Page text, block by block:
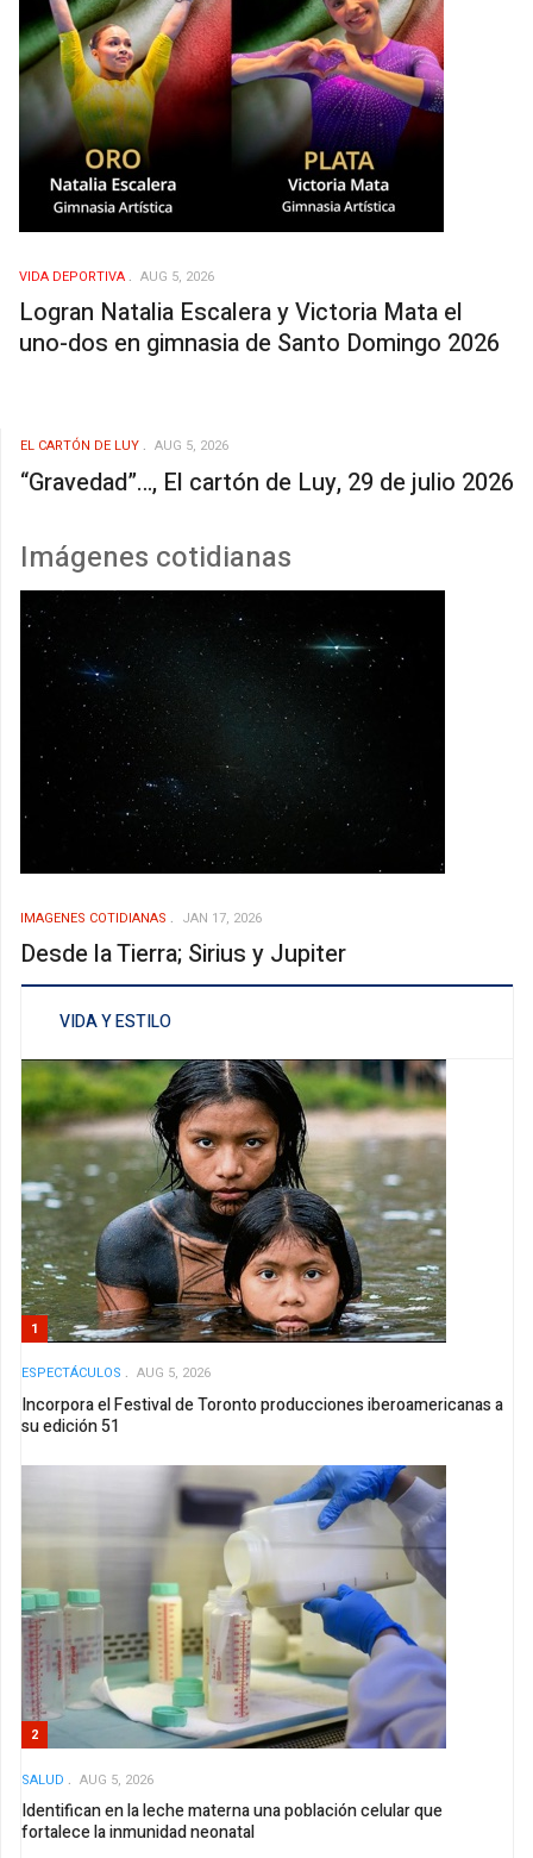
VIDA DEPORTIVA AUG 5, 2026
Logran Natalia Escalera y Victoria Mata el
uno-dos en gimnasia de Santo Domingo 2026
EL CARTÓN DE LUY AUG 5, 2026
“Gravedad”…, El cartón de Luy, 29 de julio 2026
Imágenes cotidianas
IMAGENES COTIDIANAS JAN 17, 2026
Desde la Tierra; Sirius y Jupiter
VIDA Y ESTILO
1
ESPECTÁCULOS AUG 5, 2026
Incorpora el Festival de Toronto producciones iberoamericanas a
su edición 51
2
SALUD AUG 5, 2026
Identifican en la leche materna una población celular que
fortalece la inmunidad neonatal